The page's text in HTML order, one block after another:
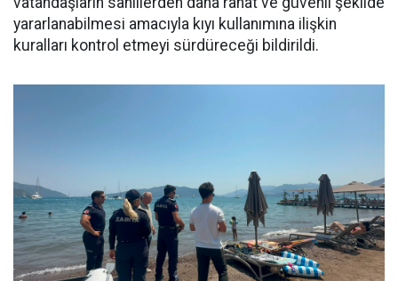
yararlanabilmesi amacıyla kıyı kullanımına ilişkin
kuralları kontrol etmeyi sürdüreceği bildirildi.